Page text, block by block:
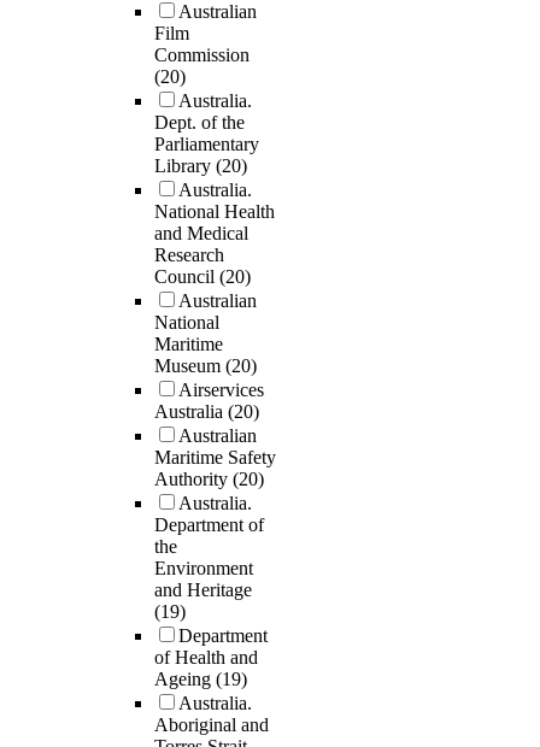
Australian
Film
Commission
(20)
Australia.
Dept. of the
Parliamentary
Library (20)
Australia.
National Health
and Medical
Research
Council (20)
Australian
National
Maritime
Museum (20)
Airservices
Australia (20)
Australian
Maritime Safety
Authority (20)
Australia.
Department of
the
Environment
and Heritage
(19)
Department
of Health and
Ageing (19)
Australia.
Aboriginal and